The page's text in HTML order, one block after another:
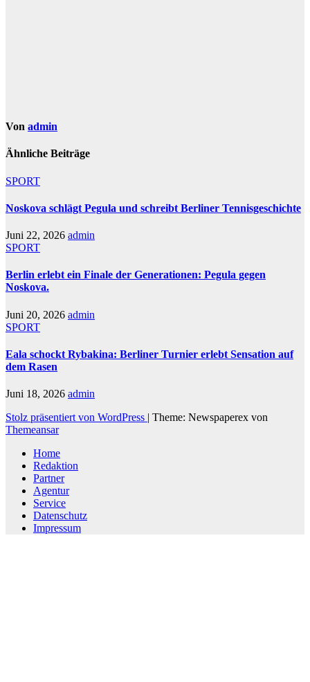
Von admin
Ähnliche Beiträge
SPORT
Noskova schlägt Pegula und schreibt Berliner Tennisgeschichte
Juni 22, 2026 admin
SPORT
Berlin erlebt ein Finale der Generationen: Pegula gegen
Noskova.
Juni 20, 2026 admin
SPORT
Eala schockt Rybakina: Berliner Turnier erlebt Sensation auf
dem Rasen
Juni 18, 2026 admin
Stolz präsentiert von WordPress | Theme: Newspaperex von
Themeansar
Home
Redaktion
Partner
Agentur
Service
Datenschutz
Impressum